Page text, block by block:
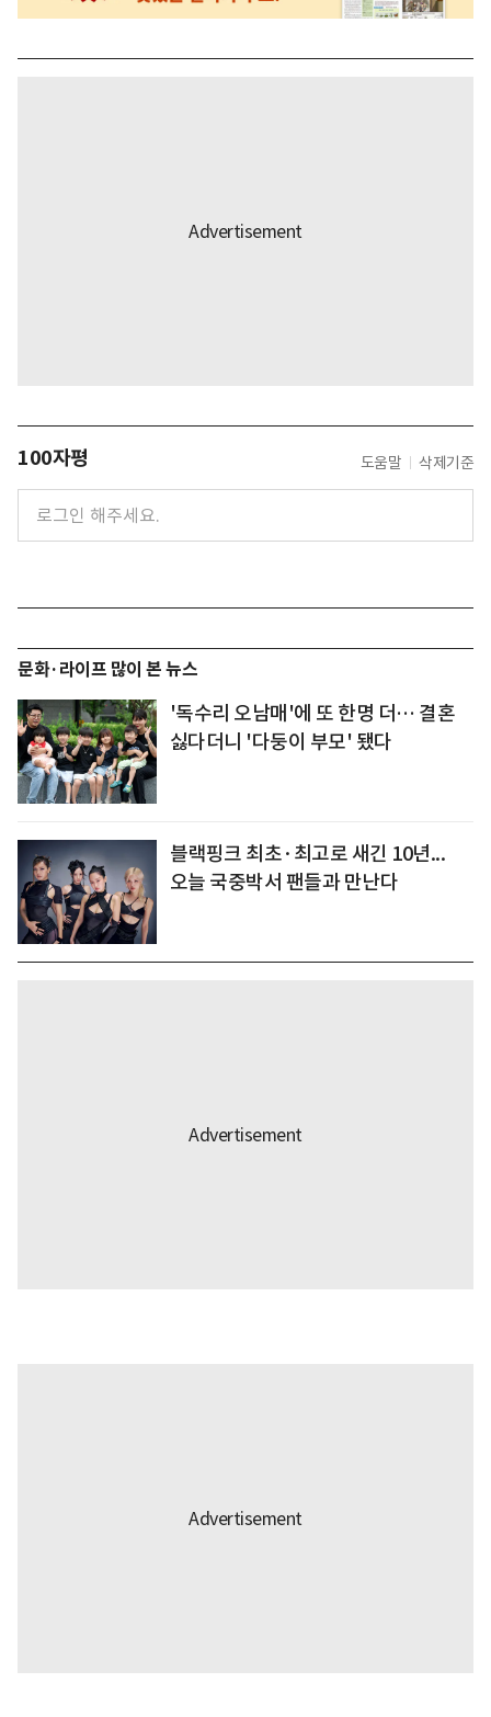
100자평 도움말 삭제기준
문화·라이프 많이 본 뉴스
'독수리 오남매'에 또 한명 더… 결혼
싫다더니 '다둥이 부모' 됐다
블랙핑크 최초·최고로 새긴 10년...
오늘 국중박서 팬들과 만난다